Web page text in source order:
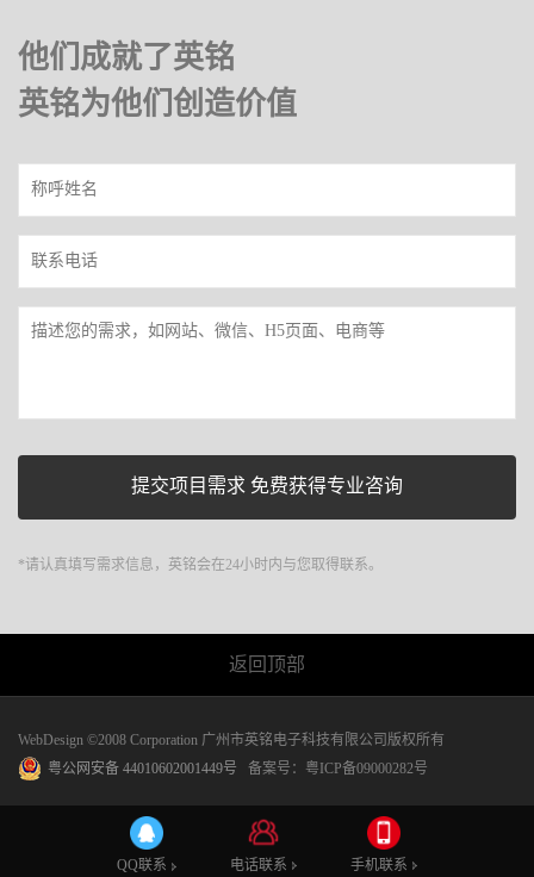
QQ联系 电话联系 手机联系
他们成就了英铭
英铭为他们创造价值
*请认真填写需求信息，英铭会在24小时内与您取得联系。
返回顶部
WebDesign ©2008 Corporation 广州市英铭电子科技有限公司版权所有
粤公网安备 44010602001449号
备案号： 粤ICP备09000282号